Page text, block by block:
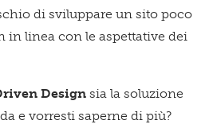
di sviluppare un sito poco
in linea con le aspettative dei
Design sia la soluzione
e vorresti saperne di più?